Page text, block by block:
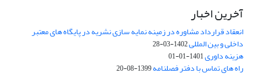
آخرین اخبار
انعقاد قرارداد مشاوره در زمینه نمایه سازی نشریه در پایگاه های معتبر
داخلی و بین المللی1402-03-28
هزینه داوری1401-01-01
راه های تماس با دفتر فصلنامه1399-08-20